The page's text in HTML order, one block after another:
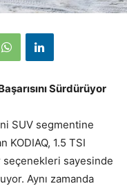
Sürdürüyor
SUV segmentine
KODIAQ, 1.5 TSI
sayesinde
Aynı zamanda